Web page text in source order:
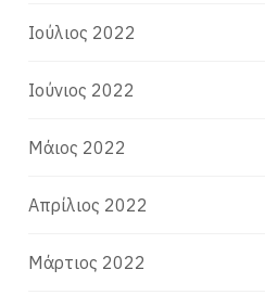
Ιούλιος 2022
Ιούνιος 2022
Μάιος 2022
Απρίλιος 2022
Μάρτιος 2022